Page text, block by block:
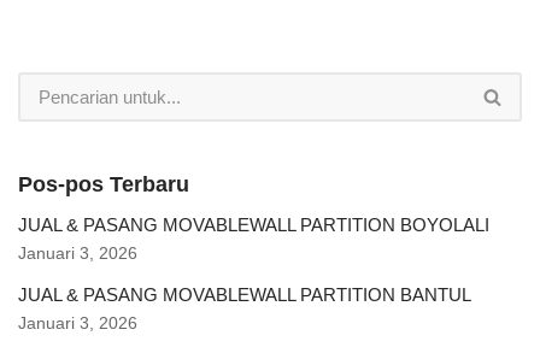
Pos-pos Terbaru
JUAL & PASANG MOVABLEWALL PARTITION BOYOLALI
Januari 3, 2026
JUAL & PASANG MOVABLEWALL PARTITION BANTUL
Januari 3, 2026